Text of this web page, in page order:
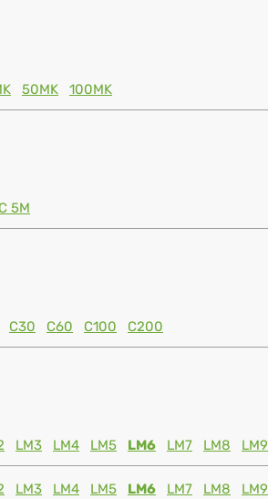
50MK 100MK
5M
C30 C60 C100 C200
LM3 LM4 LM5 LM6 LM7 LM8 LM9
LM3 LM4 LM5 LM6 LM7 LM8 LM9